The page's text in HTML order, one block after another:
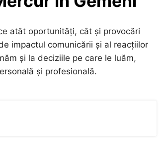
atât oportunități, cât și provocări
impactul comunicării și al reacțiilor
și la deciziile pe care le luăm,
și profesională.